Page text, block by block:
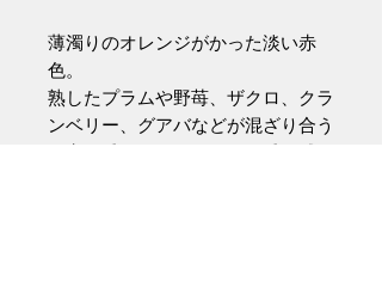
薄濁りのオレンジがかった淡い赤
色。
熟したプラムや野苺、ザクロ、クラ
ンベリー、グアバなどが混ざり合う